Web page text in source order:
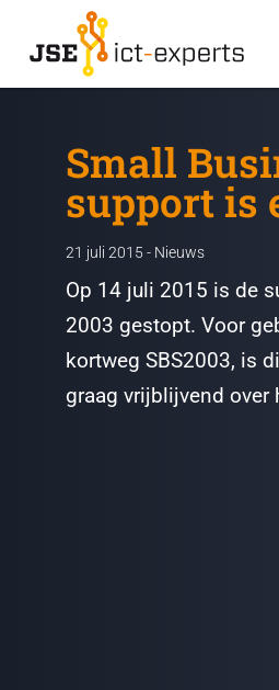
Small
support is
21 juli 2015 - Nieuws
Op 14 juli 2015 is de
2003 gestopt. Voor
kortweg SBS2003, is
graag vrijblijvend over